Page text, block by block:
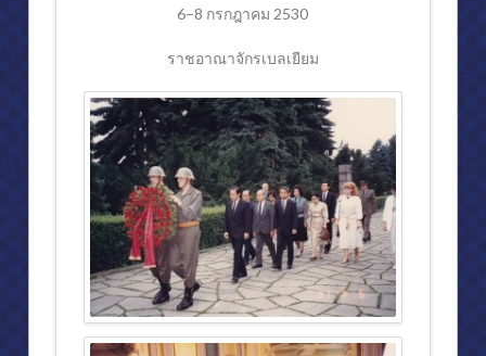
6–8 กรกฎาคม 2530
ราชอาณาจักรเบลเยียม